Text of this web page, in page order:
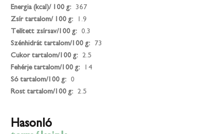
Energia (kcal)/ 100 g:
367
Zsír tartalom/ 100 g:
1.9
Telített zsírsav/100 g:
0.3
Szénhidrát tartalom/100 g:
73
Cukor tartalom/100 g:
2.5
Fehérje tartalom/100 g:
14
Só tartalom/100 g:
0
Rost tartalom/100 g:
2.5
Hasonló